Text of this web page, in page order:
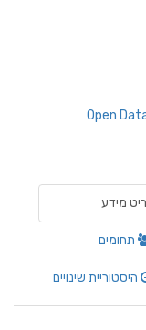
Open
מידע
תחומים
היסטוריית שינויים